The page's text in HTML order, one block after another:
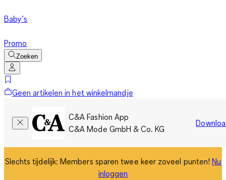
Baby’s
Promo
Zoeken
Geen artikelen in het winkelmandje
C&A Fashion App
C&A Mode GmbH & Co. KG
Slechts tijdelijk: Members sparen twee keer zoveel punten!Nu
inloggen